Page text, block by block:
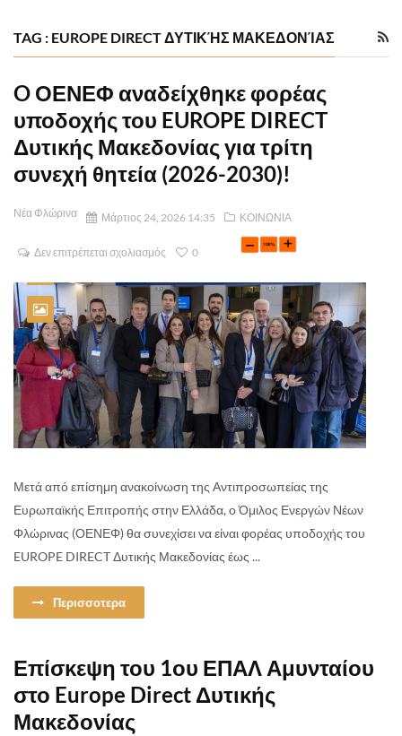
TAG : EUROPE DIRECT ΔΥΤΙΚΉΣ ΜΑΚΕΔΟΝΊΑΣ
O ΟΕΝΕΦ αναδείχθηκε φορέας
υποδοχής του EUROPE DIRECT
Δυτικής Μακεδονίας για τρίτη
συνεχή θητεία (2026-2030)!
Νέα Φλώρινα Μάρτιος 24, 2026 14:35 ΚΟΙΝΩΝΙΑ
Δεν επιτρέπεται σχολιασμός 0
Μετά από επίσημη ανακοίνωση της Αντιπροσωπείας της
Ευρωπαϊκής Επιτροπής στην Ελλάδα, ο Όμιλος Ενεργών Νέων
Φλώρινας (ΟΕΝΕΦ) θα συνεχίσει να είναι φορέας υποδοχής του
EUROPE DIRECT Δυτικής Μακεδονίας έως ...
Περισσοτερα
Επίσκεψη του 1ου ΕΠΑΛ Αμυνταίου
στο Europe Direct Δυτικής
Μακεδονίας